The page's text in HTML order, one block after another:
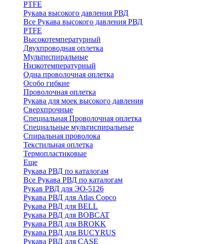
PTFE
Рукава высокого давления РВД
Все Рукава высокого давления РВД
PTFE
Высокотемпературный
Двухпроводная оплетка
Мультиспиральные
Низкотемпературный
Одна проволочная оплетка
Особо гибкие
Проволочная оплетка
Рукава для моек высокого давления
Сверхпрочные
Специальная Проволочная оплетка
Специальные мультиспиральные
Спиральная проволока
Текстильная оплетка
Термопластиковые
Еще
Рукава РВД по каталогам
Все Рукава РВД по каталогам
Рукав РВД для ЭО-5126
Рукава РВД для Atlas Copco
Рукава РВД для BELL
Рукава РВД для BOBCAT
Рукава РВД для BROKK
Рукава РВД для BUCYRUS
Рукава РВД для CASE